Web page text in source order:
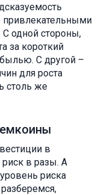
одной стороны,
за короткий
С другой –
для роста
столь же
в
в разы. А
риска